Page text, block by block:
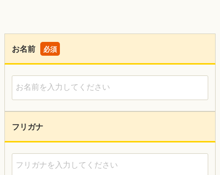
お名前 必須
お名前を入力してください
フリガナ
フリガナを入力してください